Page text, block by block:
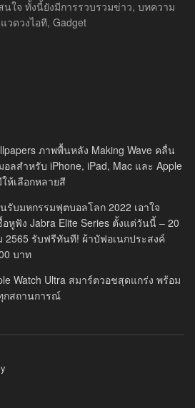
ใจ ทั้งนี้ยังมีการรวบรวมข่าว, บทความ
วดวงไอที, Gadget
ภาพพื้นหลัง Making Wave คลื่น
ลสำหรับ iPhone, iPad, Mac และ Apple
ห้เลือกหลายสี
รับมหกรรมฟุตบอลโลก 2022 เอาใจ
หูฟัง Jabra Elite Series ตั้งแต่วันนี้ – 20
2565 รับฟรีทันที! ผ้าบัฟอเนกประสงค์
บาท
Watch Ultra สมาร์ตวอชสุดแกร่ง พร้อม
กสถานการณ์